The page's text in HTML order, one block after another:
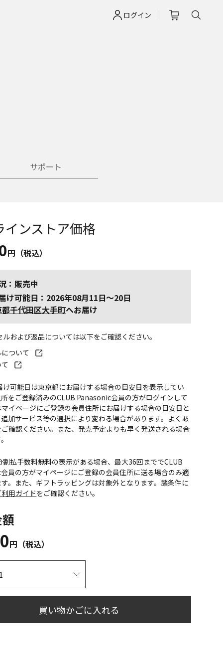
ログイン
サポート
インストア価格
円（税込）
：販売中
け可能日：2026年08月11日～20日
千代田区大手町へお届け
および返品については以下をご確認ください。
ついて
可能日は東京都にお届けする場合の目安日を表示してい
をご登録済みのCLUB Panasonic会員の方がログインして
イページにご登録の会員住所にお届けする場合の目安日と
加サービス等の選択により変わる場合があります。 よくあ
ご確認ください。また、発売予定よりも早く発送される場合
割払手数料無料の表示がある場合、最大36回まででCLUB
員の方がマイページにご登録の会員住所に送る場合のみ適
。また、ギフトラッピングは対象外となります。諸条件に
利用ガイドをご確認ください。
円（税込）
買い物かごに入れる